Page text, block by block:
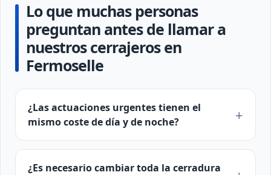
Lo que muchas personas
preguntan antes de llamar a
nuestros cerrajeros en
Fermoselle
¿Las actuaciones urgentes tienen el
mismo coste de día y de noche?
¿Es necesario cambiar toda la cerradura